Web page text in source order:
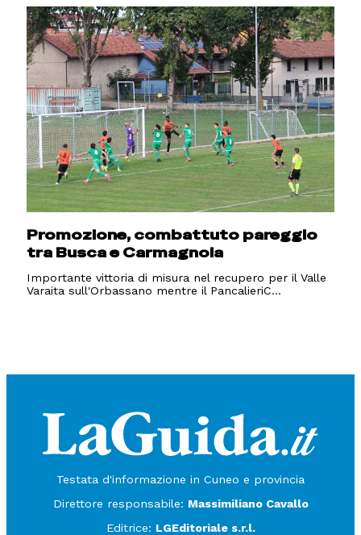
Promozione, combattuto pareggio
tra Busca e Carmagnola
Importante vittoria di misura nel recupero per il Valle
Varaita sull'Orbassano mentre il PancalieriC...
Testata d'informazione in Cuneo e provincia
Direttore responsabile: Massimiliano Cavallo
Editrice: LGEditoriale s.r.l.